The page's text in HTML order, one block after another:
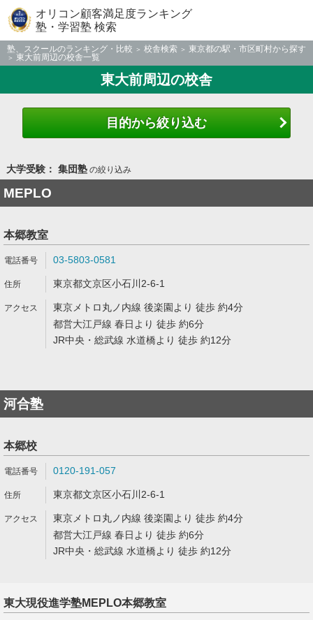
オリコン顧客満足度ランキング
塾・学習塾 検索
塾、スクールのランキング・比較 校舎検索
東京都の駅・市区町村から探す
東大前周辺の校舎一覧
東大前周辺の校舎
目的から絞り込む
大学受験： 集団塾の絞り込み
MEPLO
本郷教室
03-5803-0581
東京都文京区小石川2-6-1
東京メトロ丸ノ内線 後楽園より 徒歩 約4分
都営大江戸線 春日より 徒歩 約6分
JR中央・総武線 水道橋より 徒歩 約12分
河合塾
本郷校
0120-191-057
東京都文京区小石川2-6-1
東京メトロ丸ノ内線 後楽園より 徒歩 約4分
都営大江戸線 春日より 徒歩 約6分
JR中央・総武線 水道橋より 徒歩 約12分
東大現役進学塾MEPLO本郷教室